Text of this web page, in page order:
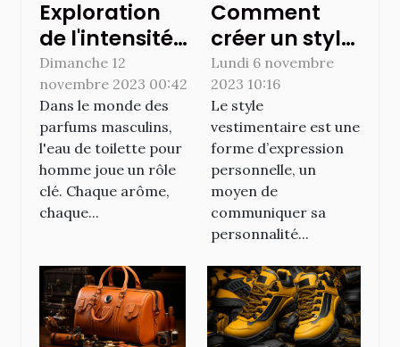
Exploration
de l'intensité
de l'eau de
toilette pour
homme: une
expérience
olfactive
unique
Dimanche 12
novembre 2023 00:42
Dans le monde des
parfums masculins,
l'eau de toilette pour
homme joue un rôle
clé. Chaque arôme,
chaque...
Comment
créer un style
vestimentaire
unique ?
Lundi 6 novembre
2023 10:16
Le style
vestimentaire est une
forme d’expression
personnelle, un
moyen de
communiquer sa
personnalité...